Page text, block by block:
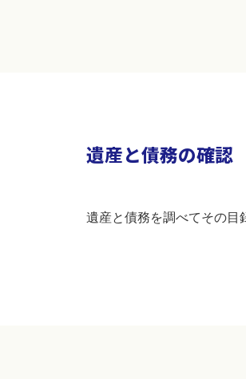
遺産と債務の確認
遺産と債務を調べてその目